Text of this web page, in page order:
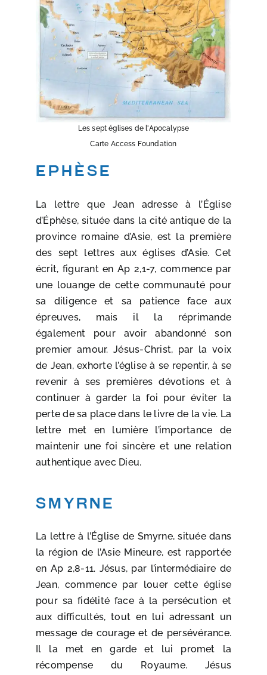
Les sept églises de l'Apocalypse
Carte Access Foundation
Ephèse
La lettre que Jean adresse à l’Église
d’Éphèse, située dans la cité antique de la
province romaine d’Asie, est la première
des sept lettres aux églises d’Asie. Cet
écrit, figurant en Ap 2,1-7, commence par
une louange de cette communauté pour
sa diligence et sa patience face aux
épreuves, mais il la réprimande
également pour avoir abandonné son
premier amour. Jésus-Christ, par la voix
de Jean, exhorte l’église à se repentir, à se
revenir à ses premières dévotions et à
continuer à garder la foi pour éviter la
perte de sa place dans le livre de la vie. La
lettre met en lumière l’importance de
maintenir une foi sincère et une relation
authentique avec Dieu.
Smyrne
La lettre à l’Église de Smyrne, située dans
la région de l’Asie Mineure, est rapportée
en Ap 2,8-11. Jésus, par l’intermédiaire de
Jean, commence par louer cette église
pour sa fidélité face à la persécution et
aux difficultés, tout en lui adressant un
message de courage et de persévérance.
Il la met en garde et lui promet la
récompense du Royaume. Jésus